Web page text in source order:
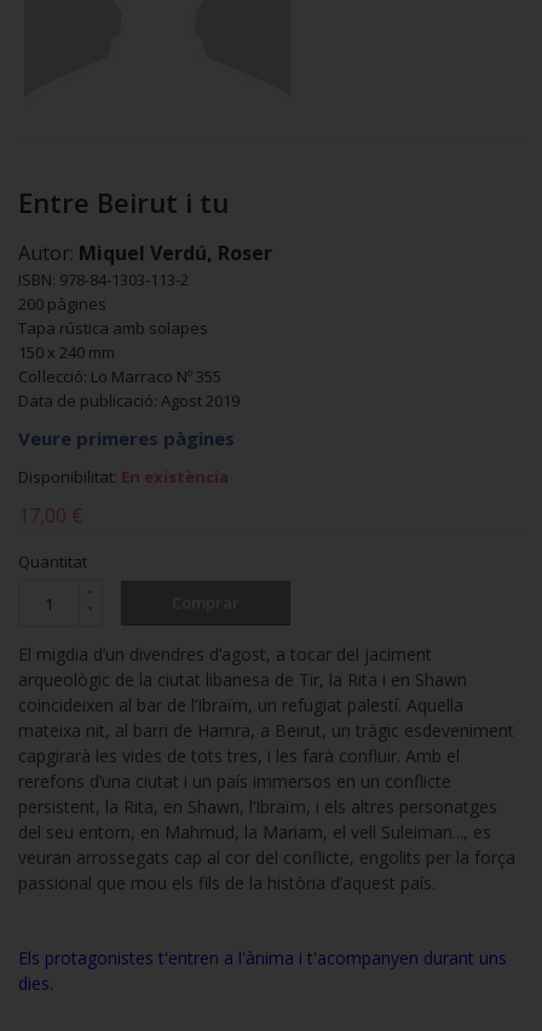
Entre Beirut i tu
Autor: Miquel Verdú, Roser
ISBN: 978-84-1303-113-2
200 pàgines
Tapa rústica amb solapes
150 x 240 mm
Col·lecció: Lo Marraco Nº 355
Data de publicació: Agost 2019
Veure primeres pàgines
Disponibilitat: En existència
17,00 €
Quantitat
El migdia d’un divendres d’agost, a tocar del jaciment
arqueològic de la ciutat libanesa de Tir, la Rita i en Shawn
coincideixen al bar de l’Ibraïm, un refugiat palestí. Aquella
mateixa nit, al barri de Hamra, a Beirut, un tràgic esdeveniment
capgirarà les vides de tots tres, i les farà confluir. Amb el
rerefons d’una ciutat i un país immersos en un conflicte
persistent, la Rita, en Shawn, l’Ibraïm, i els altres personatges
del seu entorn, en Mahmud, la Mariam, el vell Suleiman..., es
veuran arrossegats cap al cor del conflicte, engolits per la força
passional que mou els fils de la història d’aquest país.
Els protagonistes t'entren a l'ànima i t'acompanyen durant uns
dies.